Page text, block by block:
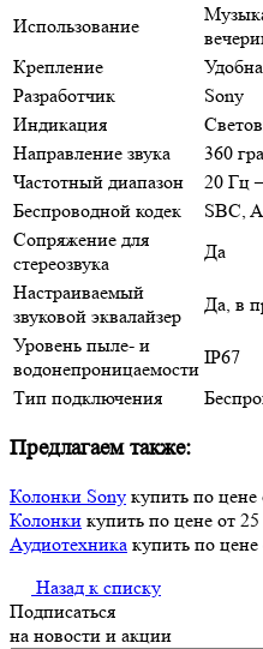
Использование
Крепление
Разработчик
Sony
Индикация
Направление звука
360
Частотный диапазон
20 Гц
Беспроводной кодек
SBC,
Сопряжение для
стереозвука
Да
Настраиваемый
звуковой эквалайзер
Да, в
Уровень пыле- и
водонепроницаемости
IP67
Тип подключения
Предлагаем также:
Колонки Sony купить по цене
Колонки купить по цене от
Аудиотехника купить по цене
Назад к списку
Подписаться
на новости и акции